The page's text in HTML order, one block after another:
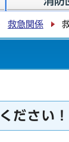
救急関係
ださい！